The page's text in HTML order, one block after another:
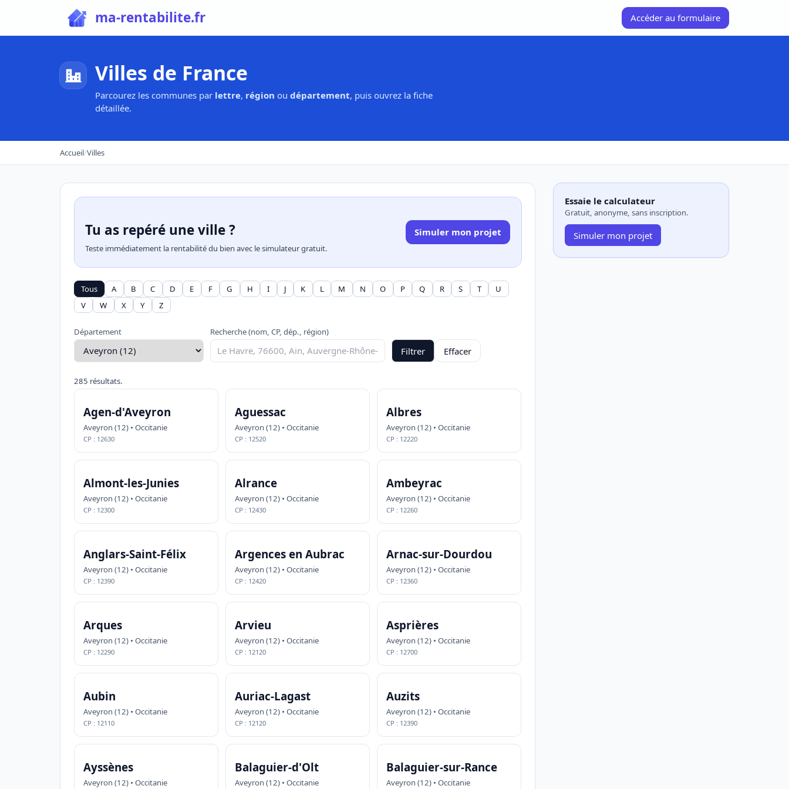
ma-rentabilite.fr Accéder au formulaire
Villes de France
Parcourez les communes par lettre, région ou département, puis ouvrez la fiche
détaillée.
Accueil/Villes
Tu as repéré une ville ?
Teste immédiatement la rentabilité du bien avec le simulateur gratuit.
Simuler mon projet
Tous A B C D E F G H I J K L M N O P Q R S T
U
V
W X Y Z
Département Recherche (nom, CP, dép., région)
Filtrer Effacer
285 résultats.
Agen-d'Aveyron
Aveyron (12) • Occitanie
CP : 12630
Aguessac
Aveyron (12) • Occitanie
CP : 12520
Albres
Aveyron (12) • Occitanie
CP : 12220
Almont-les-Junies
Aveyron (12) • Occitanie
CP : 12300
Alrance
Aveyron (12) • Occitanie
CP : 12430
Ambeyrac
Aveyron (12) • Occitanie
CP : 12260
Anglars-Saint-Félix
Aveyron (12) • Occitanie
CP : 12390
Argences en Aubrac
Aveyron (12) • Occitanie
CP : 12420
Arnac-sur-Dourdou
Aveyron (12) • Occitanie
CP : 12360
Arques
Aveyron (12) • Occitanie
CP : 12290
Arvieu
Aveyron (12) • Occitanie
CP : 12120
Asprières
Aveyron (12) • Occitanie
CP : 12700
Aubin
Aveyron (12) • Occitanie
CP : 12110
Auriac-Lagast
Aveyron (12) • Occitanie
CP : 12120
Auzits
Aveyron (12) • Occitanie
CP : 12390
Ayssènes
Aveyron (12) • Occitanie
Balaguier-d'Olt
Aveyron (12) • Occitanie
Balaguier-sur-Rance
Aveyron (12) • Occitanie
Essaie le calculateur
Gratuit, anonyme, sans inscription.
Simuler mon projet